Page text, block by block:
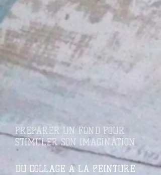
PREPARER UN FOND POUR
STIMULER SON IMAGINATION
DU COLLAGE A LA PEINTURE